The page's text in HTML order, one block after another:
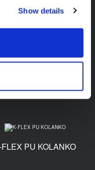
Show details
FLEX PU KOLANKO